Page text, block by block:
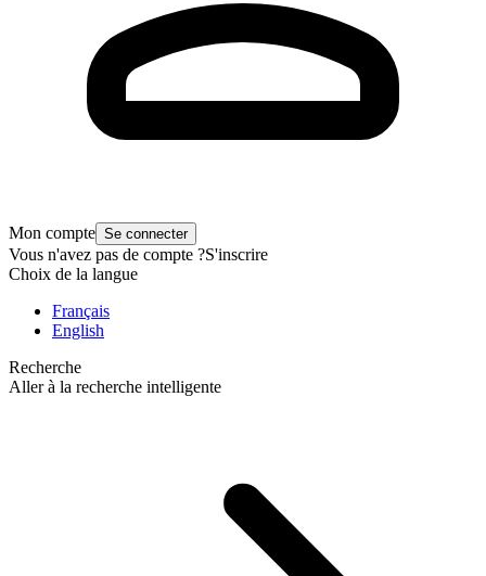
Mon compte Se connecter
Vous n'avez pas de compte ?S'inscrire
Choix de la langue
Français
English
Recherche
Aller à la recherche intelligente